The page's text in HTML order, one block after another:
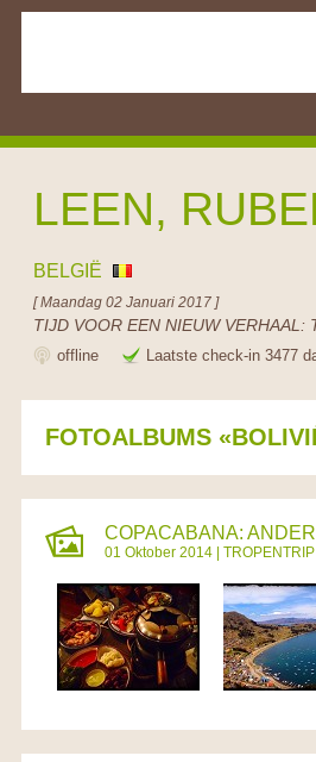
LEEN,
BELGIË
[ Maandag 02 Januari 2017 ]
TIJD VOOR EEN NIEUW VERHAAL:
offline Laatste check-in 3477
FOTOALBUMS
COPACABANA:
01 Oktober 2014 | TROPENTRIP